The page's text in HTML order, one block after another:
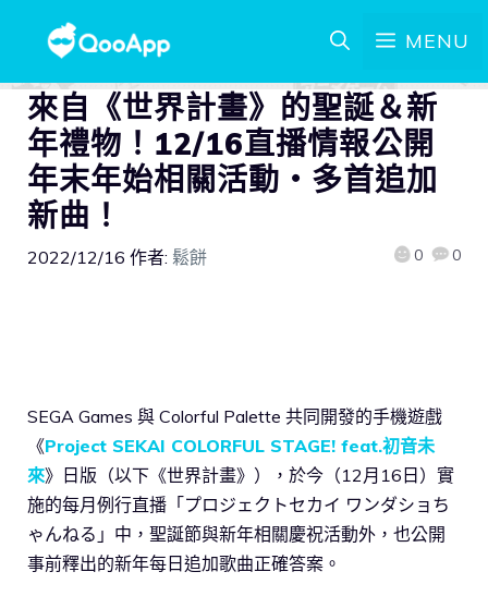
MENU
來自《世界計畫》的聖誕＆新
年禮物！12/16直播情報公開
年末年始相關活動・多首追加
新曲！
2022/12/16 作者: 鬆餅 0 0
SEGA Games 與 Colorful Palette 共同開發的手機遊戲
《Project SEKAI COLORFUL STAGE! feat.初音未
來》日版（以下《世界計畫》），於今（12月16日）實
施的每月例行直播「プロジェクトセカイ ワンダショち
ゃんねる」中，聖誕節與新年相關慶祝活動外，也公開
事前釋出的新年每日追加歌曲正確答案。